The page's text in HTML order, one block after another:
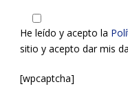
He leído y acepto la
sitio y acepto dar mis
[wpcaptcha]